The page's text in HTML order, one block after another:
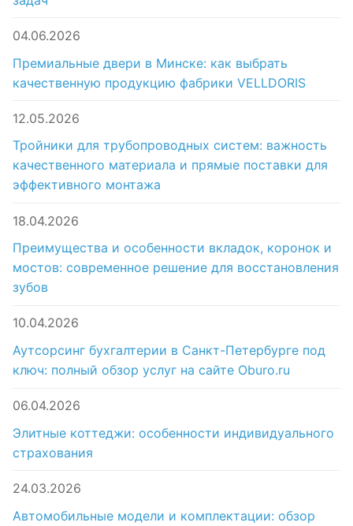
04.06.2026
Премиальные двери в Минске: как выбрать
качественную продукцию фабрики VELLDORIS
12.05.2026
Тройники для трубопроводных систем: важность
качественного материала и прямые поставки для
эффективного монтажа
18.04.2026
Преимущества и особенности вкладок, коронок и
мостов: современное решение для восстановления
зубов
10.04.2026
Аутсорсинг бухгалтерии в Санкт-Петербурге под
ключ: полный обзор услуг на сайте Oburo.ru
06.04.2026
Элитные коттеджи: особенности индивидуального
страхования
24.03.2026
Автомобильные модели и комплектации: обзор